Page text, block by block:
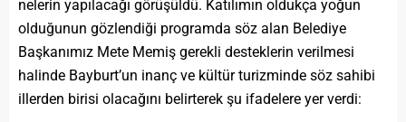
nelerin yapılacağı görüşüldü. Katılımın oldukça yoğun
olduğunun gözlendiği programda söz alan Belediye
Başkanımız Mete Memiş gerekli desteklerin verilmesi
halinde Bayburt’un inanç ve kültür turizminde söz sahibi
illerden birisi olacağını belirterek şu ifadelere yer verdi: